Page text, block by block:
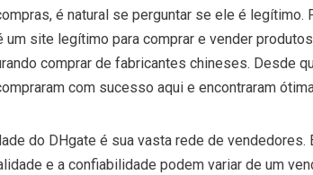
é natural se perguntar se ele é legítimo.
site legítimo para comprar e vender
comprar de fabricantes chineses. Desde
com sucesso aqui e encontraram
do DHgate é sua vasta rede de vendedores.
e a confiabilidade podem variar de um